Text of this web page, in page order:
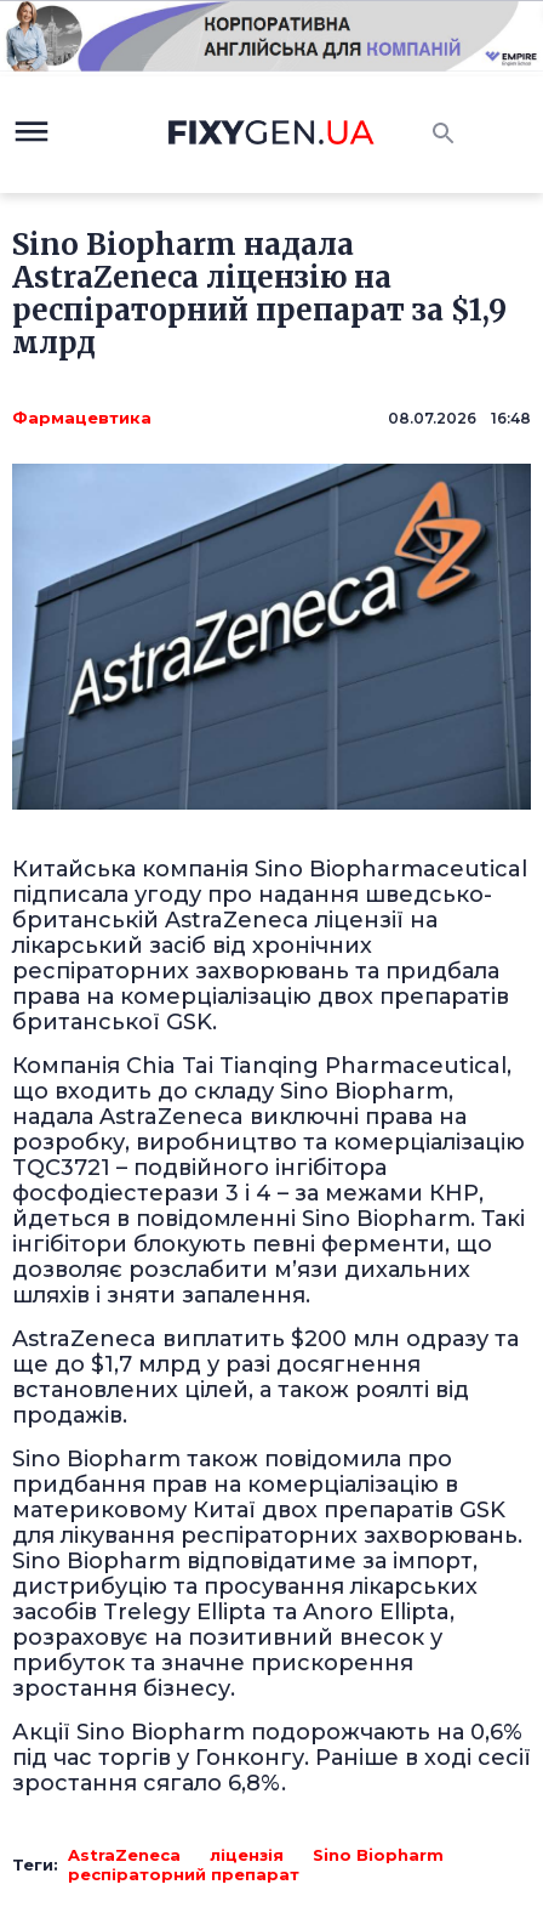
Sino Biopharm надала
AstraZeneca ліцензію на
респіраторний препарат за $1,9
млрд
Фармацевтика 08.07.2026 16:48
Китайська компанія Sino Biopharmaceutical
підписала угоду про надання шведсько-
британській AstraZeneca ліцензії на
лікарський засіб від хронічних
респіраторних захворювань та придбала
права на комерціалізацію двох препаратів
британської GSK.
Компанія Chia Tai Tianqing Pharmaceutical,
що входить до складу Sino Biopharm,
надала AstraZeneca виключні права на
розробку, виробництво та комерціалізацію
TQC3721 – подвійного інгібітора
фосфодіестерази 3 і 4 – за межами КНР,
йдеться в повідомленні Sino Biopharm. Такі
інгібітори блокують певні ферменти, що
дозволяє розслабити м’язи дихальних
шляхів і зняти запалення.
AstraZeneca виплатить $200 млн одразу та
ще до $1,7 млрд у разі досягнення
встановлених цілей, а також роялті від
продажів.
Sino Biopharm також повідомила про
придбання прав на комерціалізацію в
материковому Китаї двох препаратів GSK
для лікування респіраторних захворювань.
Sino Biopharm відповідатиме за імпорт,
дистрибуцію та просування лікарських
засобів Trelegy Ellipta та Anoro Ellipta,
розраховує на позитивний внесок у
прибуток та значне прискорення
зростання бізнесу.
Акції Sino Biopharm подорожчають на 0,6%
під час торгів у Гонконгу. Раніше в ході сесії
зростання сягало 6,8%.
Теги: AstraZeneca ліцензія
Sino Biopharm
респіраторний препарат